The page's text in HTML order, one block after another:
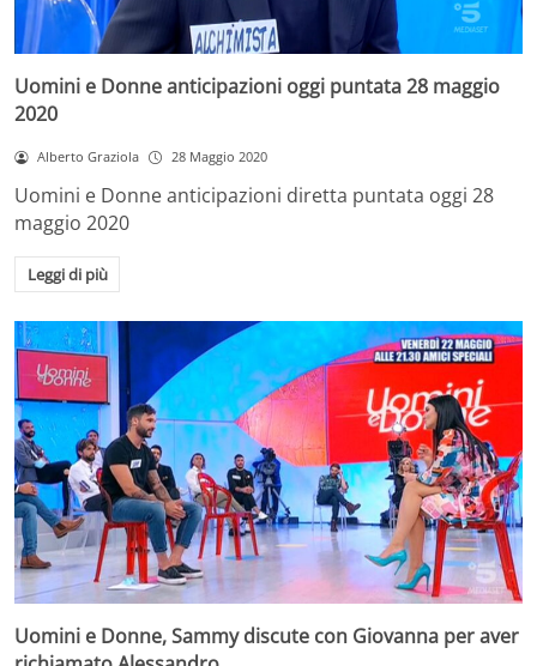
Uomini e Donne anticipazioni oggi puntata 28 maggio
2020
Alberto Graziola 28 Maggio 2020
Uomini e Donne anticipazioni diretta puntata oggi 28
maggio 2020
Leggi di più
Uomini e Donne, Sammy discute con Giovanna per aver